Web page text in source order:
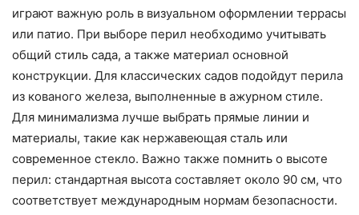
играют важную роль в визуальном оформлении террасы
или патио. При выборе перил необходимо учитывать
общий стиль сада, а также материал основной
конструкции. Для классических садов подойдут перила
из кованого железа, выполненные в ажурном стиле.
Для минимализма лучше выбрать прямые линии и
материалы, такие как нержавеющая сталь или
современное стекло. Важно также помнить о высоте
перил: стандартная высота составляет около 90 см, что
соответствует международным нормам безопасности.